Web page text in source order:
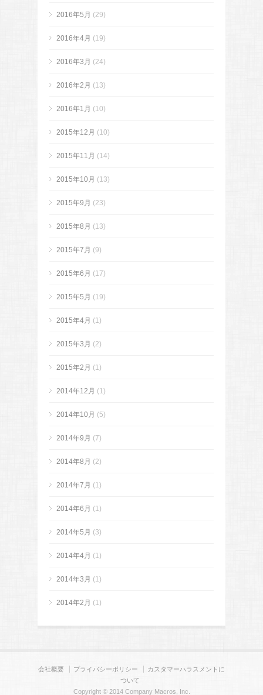
2016年5月 (29)
2016年4月 (19)
2016年3月 (24)
2016年2月 (13)
2016年1月 (10)
2015年12月 (10)
2015年11月 (14)
2015年10月 (13)
2015年9月 (23)
2015年8月 (13)
2015年7月 (9)
2015年6月 (17)
2015年5月 (19)
2015年4月 (1)
2015年3月 (2)
2015年2月 (1)
2014年12月 (1)
2014年10月 (5)
2014年9月 (7)
2014年8月 (2)
2014年7月 (1)
2014年6月 (1)
2014年5月 (3)
2014年4月 (1)
2014年3月 (1)
2014年2月 (1)
会社概要 プライバシーポリシー
カスタマーハラスメントに
ついて
Copyright © 2014 Company Macros, Inc.